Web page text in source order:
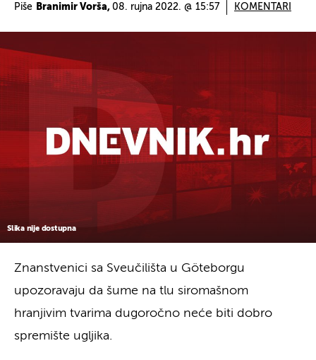
Piše Branimir Vorša, 08. rujna 2022. @ 15:57 KOMENTARI
Slika nije dostupna
Znanstvenici sa Sveučilišta u Göteborgu
upozoravaju da šume na tlu siromašnom
hranjivim tvarima dugoročno neće biti dobro
spremište ugljika.